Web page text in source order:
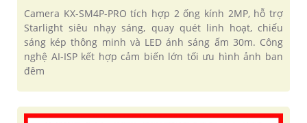
Camera KX-SM4P-PRO tích hợp 2 ống kính 2MP, hỗ trợ
Starlight siêu nhạy sáng, quay quét linh hoạt, chiếu
sáng kép thông minh và LED ánh sáng ấm 30m. Công
nghệ AI-ISP kết hợp cảm biến lớn tối ưu hình ảnh ban
đêm